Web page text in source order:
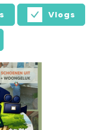
Vlogs